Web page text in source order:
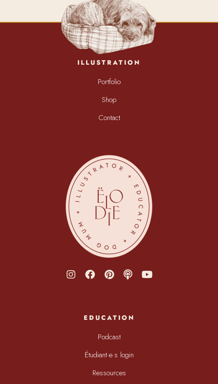
ILLUSTRATION
Portfolio
Shop
Contact
EDUCATION
Podcast
Étudiant·e·s login
Ressources